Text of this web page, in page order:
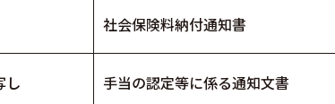
社会保険料納付通知書
し 手当の認定等に係る通知文書